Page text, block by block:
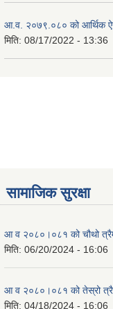
आ.व. २०७९.०८० को आर्थिक
मिति: 08/17/2022 - 13:36
सामाजिक सुरक्षा
आ व २०८०।०८१ को चौथो
मिति: 06/20/2024 - 16:06
आ व २०८०।०८१ को तेस्रो
मिति: 04/18/2024 - 16:06